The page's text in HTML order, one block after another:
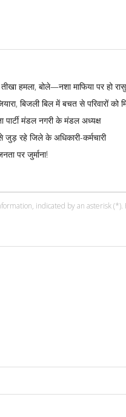
हमला, बोले—नशा माफिया पर हो
बिजली बिल में बचत से परिवारों को
पार्टी मंडल नगरी के मंडल अध्यक्ष
जुड़ रहे जिले के अधिकारी-कर्मचारी
पर जुर्माना!
indicated by an asterisk (*).